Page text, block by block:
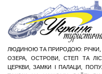
ЛЮДИНОЮ ТА ПРИРОДОЮ: РІЧКИ,
ОЗЕРА, ОСТРОВИ, СТЕП ТА
ЦЕРКВИ, ЗАМКИ І ПАЛАЦИ,